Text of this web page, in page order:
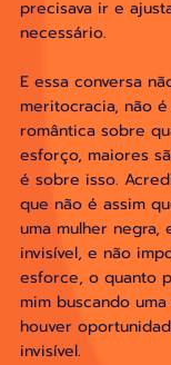
precisava ir e
necessário.
E essa conversa
meritocracia, não
romântica sobre
esforço, maiores
é sobre isso.
que não é assim
uma mulher negra,
invisível, e não
esforce, o quanto
mim buscando
houver
invisível.